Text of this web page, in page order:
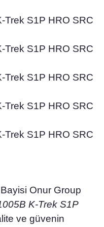
Trek S1P HRO SRC
Trek S1P HRO SRC
Trek S1P HRO SRC
Trek S1P HRO SRC
Trek S1P HRO SRC
Onur Group
K-Trek S1P
ve güvenin